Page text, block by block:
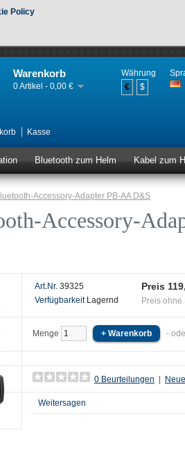
Policy
Währung
€
$
Warenkorb
0 Artikel - 0,00 €
Kasse
Bluetooth zum Helm Kabel zum
Accessory-Adapter PB-AA D&S
Accessory-
Art.Nr. 39325
VerfügbarkeitLagernd
Preis
Preis ohne
Menge -
0 Beurteilungen
Weitersagen